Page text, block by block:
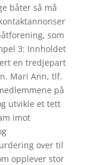
båter så må
som
3: Innholdet
en tredjepart
Mari Ann, tlf.
på
utvikle et tett
imot
over til
opplever stor